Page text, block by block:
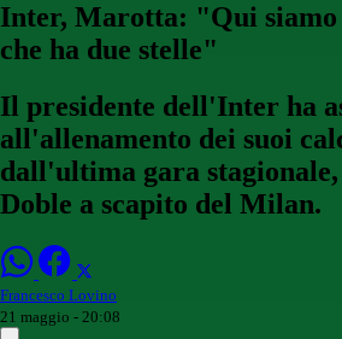
Inter, Marotta: "Qui siamo
che ha due stelle"
Il presidente dell'Inter ha
all'allenamento dei suoi
dall'ultima gara
Doble a scapito del Milan.
Francesco Lovino
21 maggio - 20:08